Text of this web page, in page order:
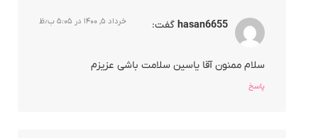
hasan6655 گفت: خرداد ۵, ۱۴۰۰ در ۵:۰۵ ب٫ظ
سلام ممنون آقا یاسین سلامت باشی عزیزم
پاسخ